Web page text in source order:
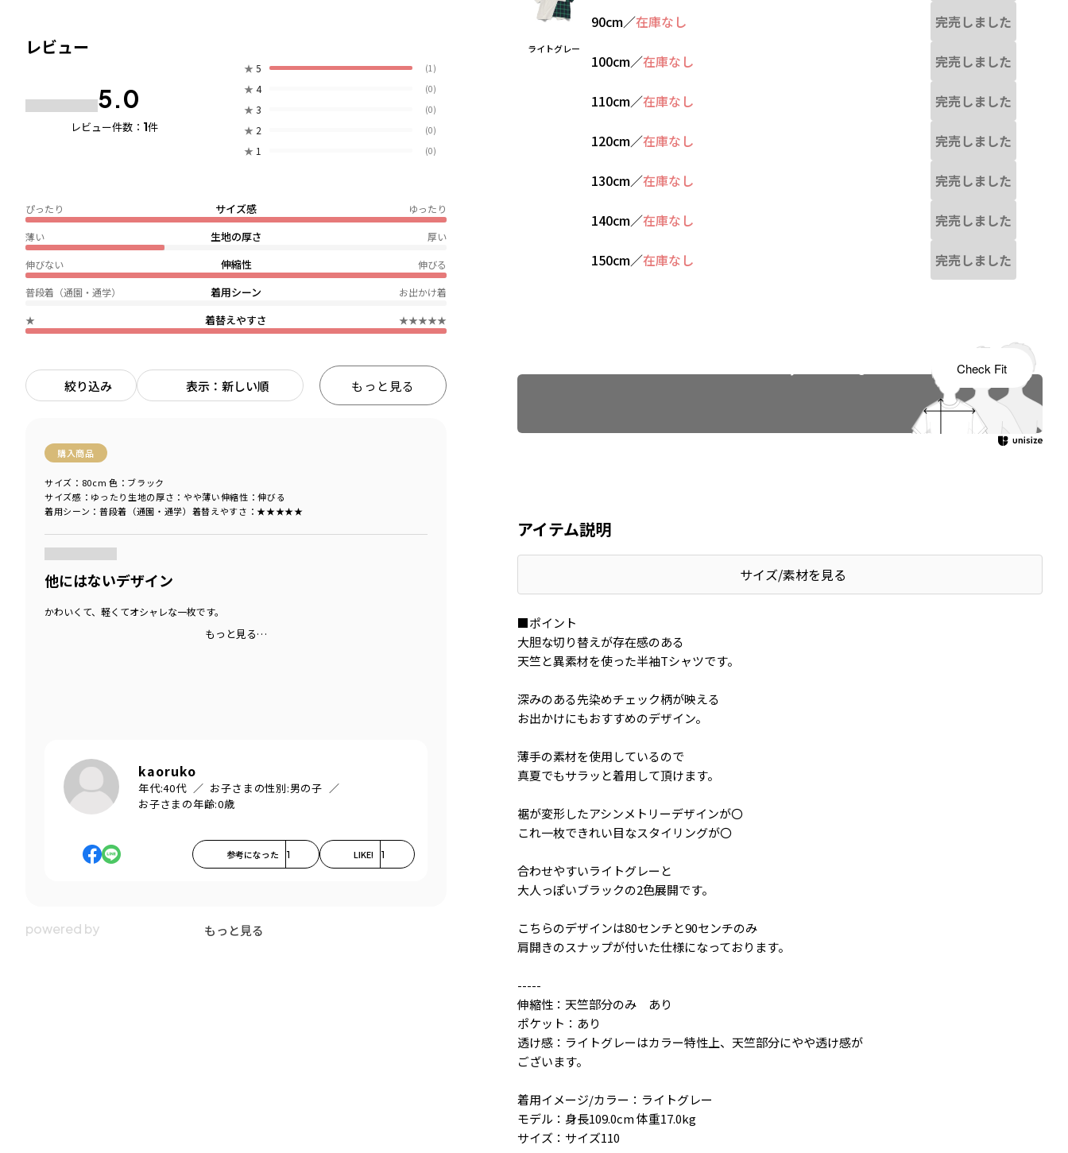
レビュー
5.0
レビュー件数： 1件
★ 5 (1)
★ 4 (0)
★ 3 (0)
★ 2 (0)
★ 1 (0)
サイズ感
ぴったり ゆったり
生地の厚さ
薄い 厚い
伸縮性
伸びない 伸びる
着用シーン
普段着（通園・通学） お出かけ着
着替えやすさ
★ ★★★★★
絞り込み 表示：新しい順 もっと見る
購入商品
サイズ感 ：ゆったり 生地の厚さ ：やや薄い伸縮性 ：伸びる
着用シーン ：普段着（通園・通学） 着替えやすさ ：★★★★★
サイズ：80cm 色：ブラック
他にはないデザイン
かわいくて、軽くてオシャレな一枚です。
もっと見る…
kaoruko
年代:40代 お子さまの性別:男の子
お子さまの年齢:0歳
参考になった 1 LIKE! 1
もっと見る
ライトグレー
90cm／在庫なし 完売しました
100cm／在庫なし 完売しました
110cm／在庫なし 完売しました
120cm／在庫なし 完売しました
130cm／在庫なし 完売しました
140cm／在庫なし 完売しました
150cm／在庫なし 完売しました
アイテム説明
サイズ/素材を見る
■ポイント
大胆な切り替えが存在感のある
天竺と異素材を使った半袖Tシャツです。
深みのある先染めチェック柄が映える
お出かけにもおすすめのデザイン。
薄手の素材を使用しているので
真夏でもサラッと着用して頂けます。
裾が変形したアシンメトリーデザインが〇
これ一枚できれい目なスタイリングが〇
合わせやすいライトグレーと
大人っぽいブラックの2色展開です。
こちらのデザインは80センチと90センチのみ
肩開きのスナップが付いた仕様になっております。
-----
伸縮性：天竺部分のみ あり
ポケット：あり
透け感：ライトグレーはカラー特性上、天竺部分にやや透け感が
ございます。
着用イメージ/カラー：ライトグレー
モデル：身長109.0cm 体重17.0kg
サイズ：サイズ110
Check Fit